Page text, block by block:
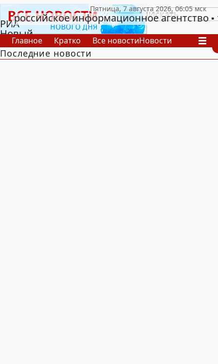
РИА
Новый
День
российское информационное агентство
Главное Кратко Все новостиНовости
В России
В мире
Последние новости